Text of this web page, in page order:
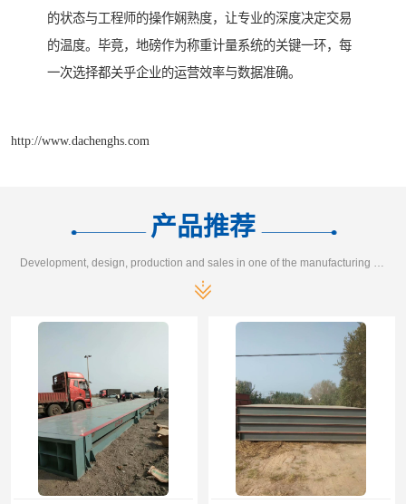
的状态与工程师的操作娴熟度，让专业的深度决定交易
的温度。毕竟，地磅作为称重计量系统的关键一环，每
一次选择都关乎企业的运营效率与数据准确。
http://www.dachenghs.com
产品推荐